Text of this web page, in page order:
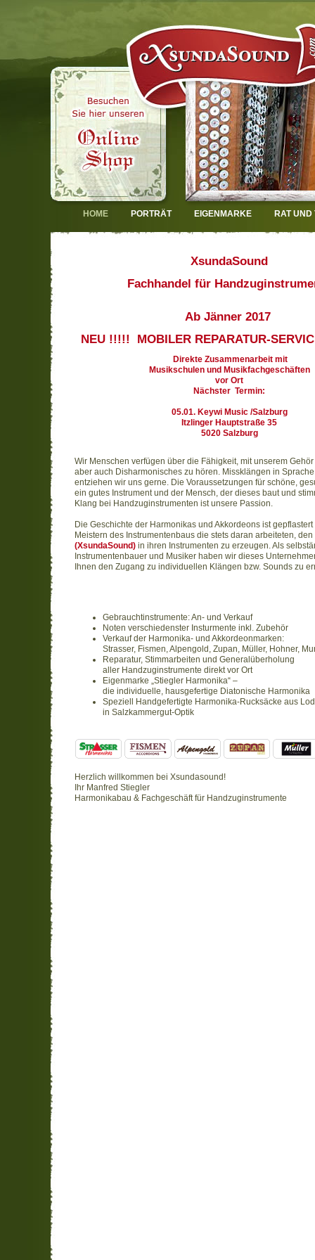
HOME PORTRÄT EIGENMARKE RAT UND
XsundaSound
Fachhandel für
Ab Jänner 2017
NEU !!!!! MOBILER REPARATUR-
Direkte Zusammenarbeit mit
Musikschulen und Musikfachgeschäften
vor Ort
Nächster Termin:
05.01. Keywi Music /Salzburg
Itzlinger Hauptstraße 35
5020 Salzburg
Wir Menschen verfügen über die Fähigkeit, mit unserem
aber auch Disharmonisches zu hören. Missklängen in
entziehen wir uns gerne. Die Voraussetzungen für schöne,
ein gutes Instrument und der Mensch, der dieses baut und
Klang bei Handzuginstrumenten ist unsere Passion.
Die Geschichte der Harmonikas und Akkordeons ist
Meistern des Instrumentenbaus die stets daran arbeiteten, den
(XsundaSound) in ihren Instrumenten zu erzeugen. Als
Instrumentenbauer und Musiker haben wir dieses
Ihnen den Zugang zu individuellen Klängen bzw. Sounds zu
Gebrauchtinstrumente: An- und Verkauf
Noten verschiedenster Insturmente inkl. Zubehör
Verkauf der Harmonika- und Akkordeonmarken:
Strasser, Fismen, Alpengold, Zupan, Müller, Hohner,
Reparatur, Stimmarbeiten und Generalüberholung
aller Handzuginstrumente direkt vor Ort
Eigenmarke „Stiegler Harmonika“ –
die individuelle, hausgefertige Diatonische Harmonika
Speziell Handgefertigte Harmonika-Rucksäcke aus
in Salzkammergut-Optik
Herzlich willkommen bei Xsundasound!
Ihr Manfred Stiegler
Harmonikabau & Fachgeschäft für Handzuginstrumente